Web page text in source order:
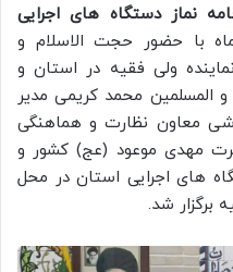
نماز دستگاه های اجرایی
با حضور حجت الاسلام و
ولی فقیه در استان و
المسلمین محمد کریمی مدیر
معاون نظارت و هماهنگی
مهدی موعود (عج) کشور و
های اجرایی استان در محل
برگزار شد.